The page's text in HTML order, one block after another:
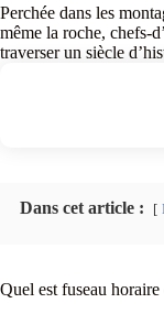
Perchée dans les
même la roche, chefs-
traverser un siècle
Dans cet article :
Quel est fuseau